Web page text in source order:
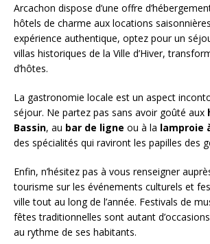
Arcachon dispose d’une offre
hôtels de charme aux locations
expérience authentique, optez pour un
villas historiques de la Ville d’Hiver,
d’hôtes.
La gastronomie locale est un aspect
séjour. Ne partez pas sans avoir goûté aux
Bassin, au bar de ligne ou à la lamproie
des spécialités qui raviront les papilles des
Enfin, n’hésitez pas à vous renseigner
tourisme sur les événements culturels et
ville tout au long de l’année. Festivals de
fêtes traditionnelles sont autant
au rythme de ses habitants.